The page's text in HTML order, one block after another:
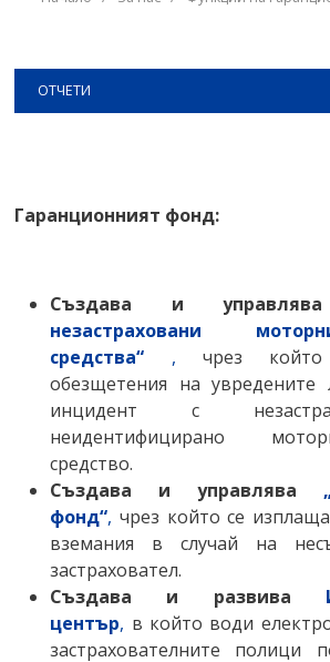
Гаранционният фонд:
Създава и
незастраховани
средства“ , чрез
обезщетения на
инцидент с
неидентифицирано
средство.
Създава и управлява
фонд“, чрез който се
вземания в случай на
застраховател.
Създава и развива
център, в който води
застрахователните полици